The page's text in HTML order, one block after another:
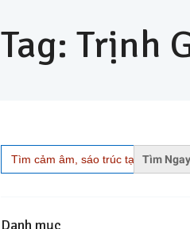
Tag: Trịnh
Search
for:
Danh mục